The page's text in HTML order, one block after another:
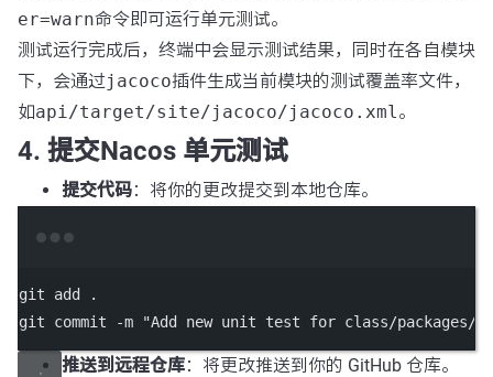
er=warn命令即可运行单元测试。
测试运行完成后，终端中会显示测试结果，同时在各自模块
下，会通过jacoco插件生成当前模块的测试覆盖率文件，
如api/target/site/jacoco/jacoco.xml。
4. 提交Nacos 单元测试
提交代码：将你的更改提交到本地仓库。
git add
.
git
commit -m "Add new unit test for class/packages/
推送到远程仓库：将更改推送到你的 GitHub 仓库。